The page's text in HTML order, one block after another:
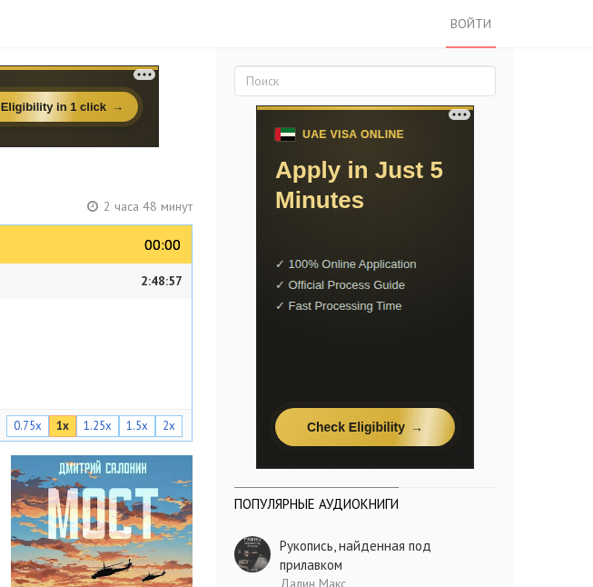
ВОЙТИ
2 часа 48 минут
00:00
00:00
2:48:57
0.75x 1x 1.25x 1.5x 2x
ПОПУЛЯРНЫЕ АУДИОКНИГИ
Рукопись, найденная под
прилавком
Далин Макс